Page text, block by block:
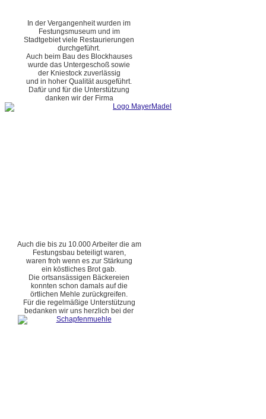
In der Vergangenheit wurden im
Festungsmuseum und im
Stadtgebiet viele Restaurierungen
durchgeführt.
Auch beim Bau des Blockhauses
wurde das Untergeschoß sowie
der Kniestock zuverlässig
und in hoher Qualität ausgeführt.
Dafür und für die Unterstützung
danken wir der Firma
Auch die bis zu 10.000 Arbeiter die am
Festungsbau beteiligt waren,
waren froh wenn es zur Stärkung
ein köstliches Brot gab.
Die ortsansässigen Bäckereien
konnten schon damals auf die
örtlichen Mehle zurückgreifen.
Für die regelmäßige Unterstützung
bedanken wir uns herzlich bei der